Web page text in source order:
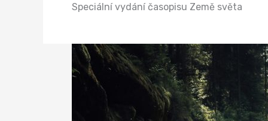
Speciální vydání časopisu Země světa